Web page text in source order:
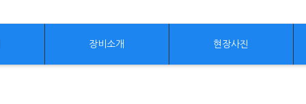
장비소개 현장사진